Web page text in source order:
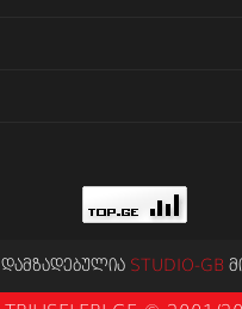
დამზადებულია STUDIO-GB